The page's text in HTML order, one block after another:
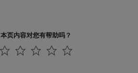
本页内容对您有帮助吗？